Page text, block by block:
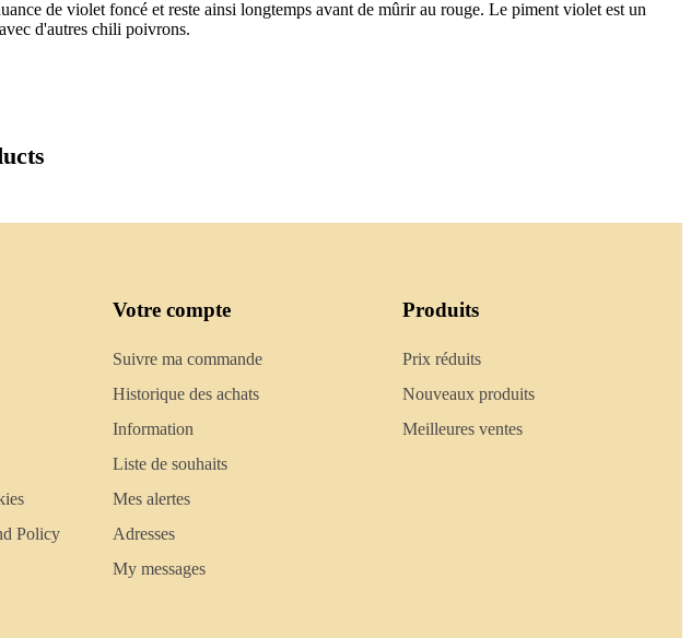
de violet foncé et reste ainsi longtemps avant de mûrir au rouge. Le piment violet est un
d'autres chili poivrons.
Policy
Votre compte
Suivre ma commande
Historique des achats
Information
Liste de souhaits
Mes alertes
Adresses
My messages
Produits
Prix réduits
Nouveaux produits
Meilleures ventes